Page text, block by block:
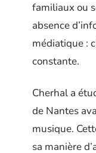
familiaux ou
absence
médiatique :
constante.
Cherhal a
de Nantes
musique.
sa manière